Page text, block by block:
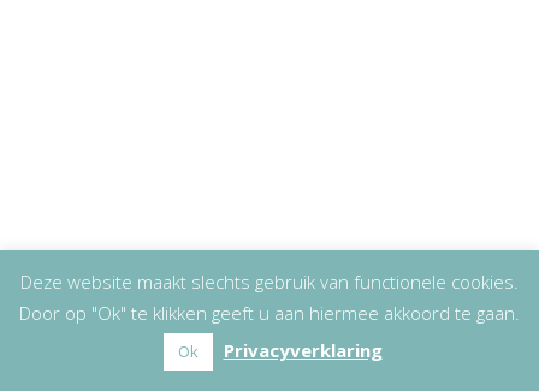
Deze website maakt slechts gebruik van functionele cookies.
Door op "Ok" te klikken geeft u aan hiermee akkoord te gaan.
Ok Privacyverklaring